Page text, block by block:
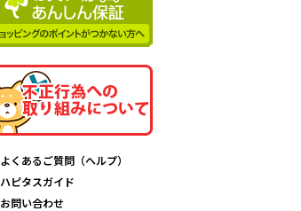
よくあるご質問（ヘルプ）
ハピタスガイド
お問い合わせ